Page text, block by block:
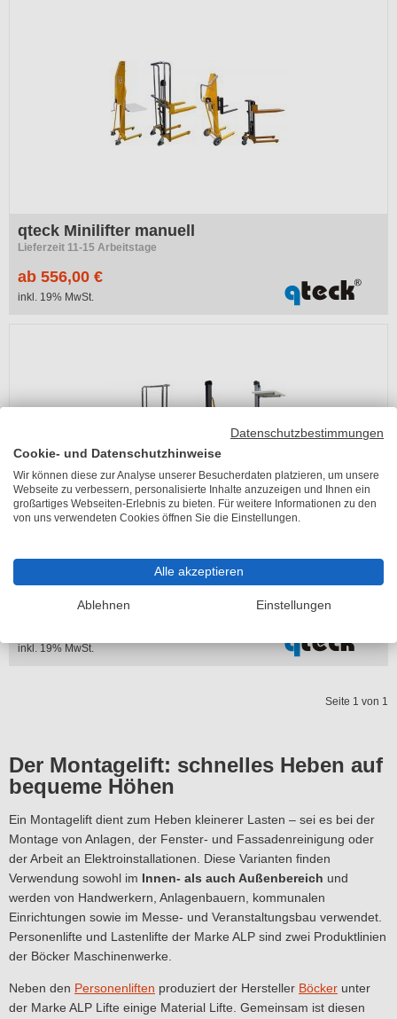
qteck Minilifter manuell
Lieferzeit 11-15 Arbeitstage
ab 556,00 €
inkl. 19% MwSt.
qteck Minilifter semi-elektrisch
Lieferzeit 11-15 Arbeitstage
inkl. 19% MwSt.
Seite 1 von 1
Der Montagelift: schnelles Heben auf
bequeme Höhen
Ein Montagelift dient zum Heben kleinerer Lasten – sei es bei der
Montage von Anlagen, der Fenster- und Fassadenreinigung oder
der Arbeit an Elektroinstallationen. Diese Varianten finden
Verwendung sowohl im Innen- als auch Außenbereich und
werden von Handwerkern, Anlagenbauern, kommunalen
Einrichtungen sowie im Messe- und Veranstaltungsbau verwendet.
Personenlifte und Lastenlifte der Marke ALP sind zwei Produktlinien
der Böcker Maschinenwerke.
Neben den Personenliften produziert der Hersteller Böcker unter
der Marke ALP Lifte einige Material Lifte. Gemeinsam ist diesen
Datenschutzbestimmungen
Cookie- und Datenschutzhinweise
Wir können diese zur Analyse unserer Besucherdaten platzieren, um unsere
Webseite zu verbessern, personalisierte Inhalte anzuzeigen und Ihnen ein
großartiges Webseiten-Erlebnis zu bieten. Für weitere Informationen zu den
von uns verwendeten Cookies öffnen Sie die Einstellungen.
Alle akzeptieren
Ablehnen Einstellungen